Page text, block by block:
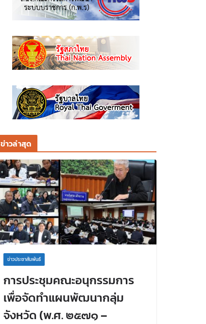
ข่าวล่าสุด
ข่าวประชาสัมพันธ์
การประชุมคณะอนุกรรมการ
เพื่อจัดทำแผนพัฒนากลุ่ม
จังหวัด (พ.ศ. ๒๕๗๑ –